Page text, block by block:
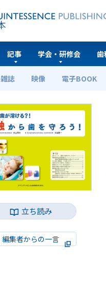
雑誌 映像 電子BOOK
記事 学会・研修会 歯
歯学書 酸蝕から歯を守ろう！
立ち読み
編集者からの一言